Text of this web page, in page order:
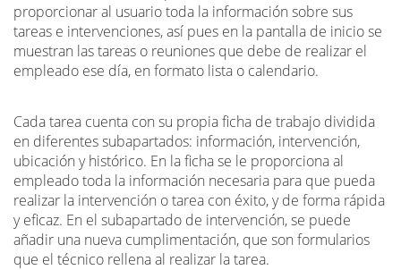
proporcionar al usuario toda la información sobre sus
tareas e intervenciones, así pues en la pantalla de inicio se
muestran las tareas o reuniones que debe de realizar el
empleado ese día, en formato lista o calendario.
Cada tarea cuenta con su propia ficha de trabajo dividida
en diferentes subapartados: información, intervención,
ubicación y histórico. En la ficha se le proporciona al
empleado toda la información necesaria para que pueda
realizar la intervención o tarea con éxito, y de forma rápida
y eficaz. En el subapartado de intervención, se puede
añadir una nueva cumplimentación, que son formularios
que el técnico rellena al realizar la tarea.